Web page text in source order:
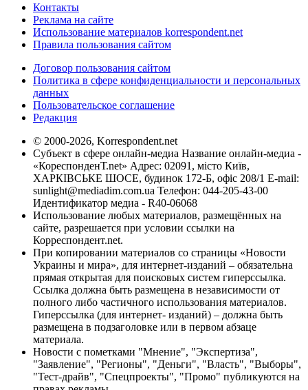
Контакты
Реклама на сайте
Использование материалов korrespondent.net
Правила пользования сайтом
Договор пользования сайтом
Политика в сфере конфиденциальности и персональных
данных
Пользовательское соглашение
Редакция
© 2000-2026, Korrespondent.net
Субъект в сфере онлайн-медиа Название онлайн-медиа -
«КореспонденТ.net» Адрес: 02091, місто Київ,
ХАРКІВСЬКЕ ШОСЕ, будинок 172-Б, офіс 208/1 E-mail:
sunlight@mediadim.com.ua Телефон: 044-205-43-00
Идентификатор медиа - R40-06068
Использование любых материалов, размещённых на
сайте, разрешается при условии ссылки на
Корреспондент.net.
При копировании материалов со страницы «Новости
Украины и мира», для интернет-изданий – обязательна
прямая открытая для поисковых систем гиперссылка.
Ссылка должна быть размещена в независимости от
полного либо частичного использования материалов.
Гиперссылка (для интернет- изданий) – должна быть
размещена в подзаголовке или в первом абзаце
материала.
Новости с пометками "Мнение", "Экспертиза",
"Заявление", "Регионы", "Деньги", "Власть", "Выборы",
"Тест-драйв", "Спецпроекты", "Промо" публикуются на